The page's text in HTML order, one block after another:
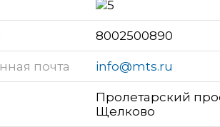
8002500890
почта info@mts.ru
Пролетарский
Щелково